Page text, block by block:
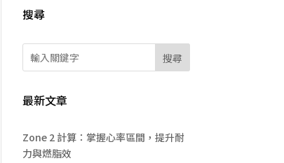
搜尋
搜尋
最新文章
Zone 2 計算：掌握心率區間，提升耐
力與燃脂效